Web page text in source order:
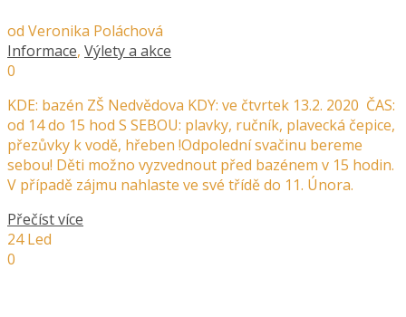
od Veronika Poláchová
Informace, Výlety a akce
0
KDE: bazén ZŠ Nedvědova KDY: ve čtvrtek 13.2. 2020 ČAS:
od 14 do 15 hod S SEBOU: plavky, ručník, plavecká čepice,
přezůvky k vodě, hřeben !Odpolední svačinu bereme
sebou! Děti možno vyzvednout před bazénem v 15 hodin.
V případě zájmu nahlaste ve své třídě do 11. Února.
Přečíst více
24Led
0